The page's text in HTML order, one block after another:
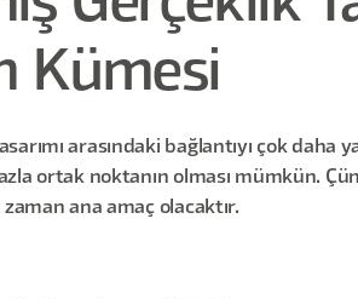
Kümesi
arasındaki bağlantıyı çok
ortak noktanın olması mümkün.
ana amaç olacaktır.